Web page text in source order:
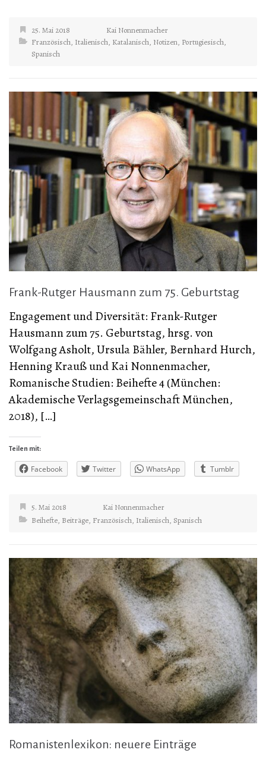
25. Mai 2018
Kai Nonnenmacher
Französisch, Italienisch, Katalanisch, Notizen, Portugiesisch,
Spanisch
Frank-Rutger Hausmann zum 75. Geburtstag
Engagement und Diversität: Frank-Rutger
Hausmann zum 75. Geburtstag, hrsg. von
Wolfgang Asholt, Ursula Bähler, Bernhard Hurch,
Henning Krauß und Kai Nonnenmacher,
Romanische Studien: Beihefte 4 (München:
Akademische Verlagsgemeinschaft München,
2018), […]
Teilen mit:
Facebook Twitter WhatsApp Tumblr
5. Mai 2018
Kai Nonnenmacher
Beihefte, Beiträge, Französisch, Italienisch, Spanisch
Romanistenlexikon: neuere Einträge